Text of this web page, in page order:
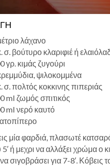
λάχανο
σ. βούτυρο κλαριφιέ ή
γρ. κιμάς ζυγούρι
ψιλοκομμένα
σ. πολτός κοκκινης πιπεριάς
ml ζωμός σπιτικός
ml νερό καυτό
μία φαρδιά, πλασωτέ
ή μεχρι να αλλάξει χρώμα ο
σιγοβράσει για 7-8′. Κόβεις